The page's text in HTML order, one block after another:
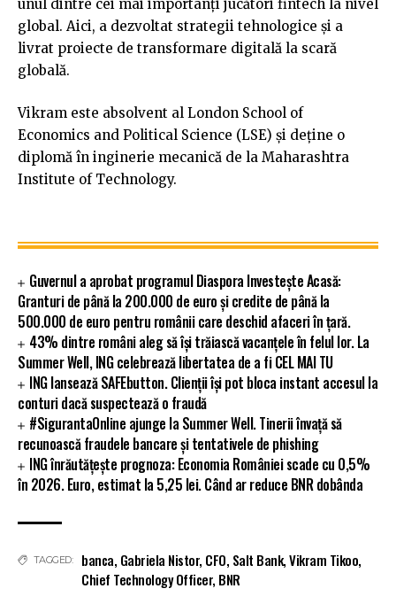
unul dintre cei mai importanți jucători fintech la nivel
global. Aici, a dezvoltat strategii tehnologice și a
livrat proiecte de transformare digitală la scară
globală.
Vikram este absolvent al London School of
Economics and Political Science (LSE) și deține o
diplomă în inginerie mecanică de la Maharashtra
Institute of Technology.
Guvernul a aprobat programul Diaspora Investește Acasă:
Granturi de până la 200.000 de euro și credite de până la
500.000 de euro pentru românii care deschid afaceri în țară.
43% dintre români aleg să își trăiască vacanțele în felul lor. La
Summer Well, ING celebrează libertatea de a fi CEL MAI TU
ING lansează SAFEbutton. Clienții își pot bloca instant accesul la
conturi dacă suspectează o fraudă
#SigurantaOnline ajunge la Summer Well. Tinerii învață să
recunoască fraudele bancare și tentativele de phishing
ING înrăutățește prognoza: Economia României scade cu 0,5%
în 2026. Euro, estimat la 5,25 lei. Când ar reduce BNR dobânda
TAGGED: banca, Gabriela Nistor, CFO, Salt Bank,Vikram Tikoo,
Chief Technology Officer, BNR